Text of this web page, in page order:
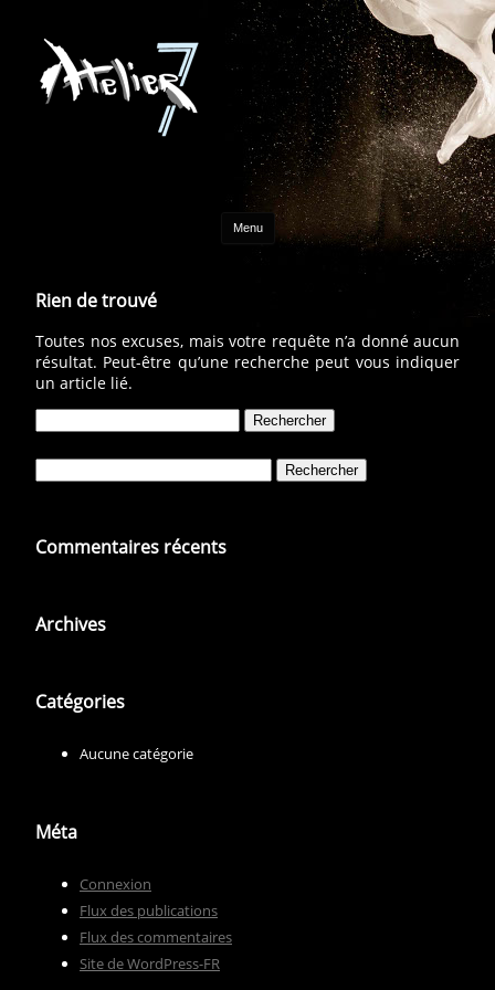
Menu Aller au contenu
Rien de trouvé
Toutes nos excuses, mais votre requête n’a donné aucun
résultat. Peut-être qu’une recherche peut vous indiquer
un article lié.
Commentaires récents
Archives
Catégories
Aucune catégorie
Méta
Connexion
Flux des publications
Flux des commentaires
Site de WordPress-FR